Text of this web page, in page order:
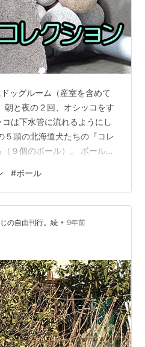
ッグルーム（産室を含めて
朝と夜の２回、オシッコをす
は下水管に流れるようにし
５頭の北海道犬たちの『コレ
９個のボール）。 ボールを
離さずくわえたまま帰宅す
事そうにくわえた（笑）。 大
くなって地面に落とす。 で
しをさせた。 吸血するマダ
むらを歩かせないので、コ
#ボール
の自由刊行。続 • 9年前